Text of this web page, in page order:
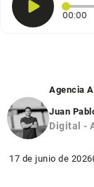
00:00
Agencia
Juan
Digital -
17 de junio de 2026